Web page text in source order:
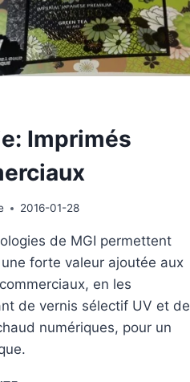
Imprimés
2016-01-28
de MGI permettent
une forte valeur ajoutée aux
en les
de vernis sélectif UV et de
numériques, pour un